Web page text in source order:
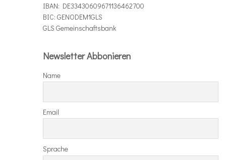
IBAN: DE33430609671136462700
BIC: GENODEM1GLS
GLS Gemeinschaftsbank
Newsletter Abbonieren
Name
Email
Sprache